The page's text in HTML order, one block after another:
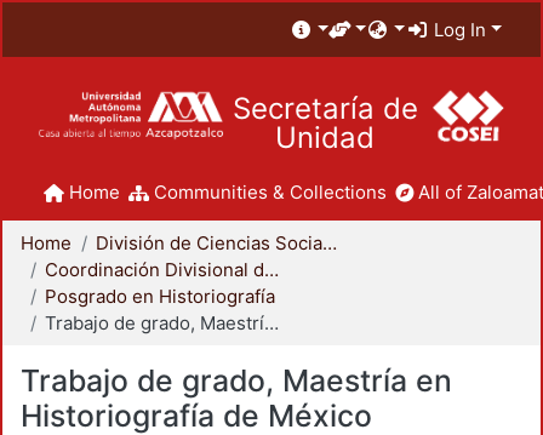
Log In
Secretaría de
Unidad
Home Communities & Collections All of
Home
División de Ciencias Sociales y Humanidades
Coordinación Divisional de Posgrado
Posgrado en Historiografía
Trabajo de grado, Maestría en Historiografía de México
Trabajo de grado, Maestría en
Historiografía de México